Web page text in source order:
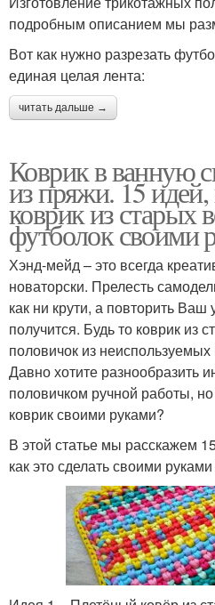
подробным описанием мы
Вот как нужно разрезать
единая целая лента:
читать дальше →
Коврик в ванную
из пряжи. 15 идей,
коврик из старых
футболок своими
Хэнд-мейд – это всегда
новаторски. Прелесть
как ни крути, а повторить
получится. Будь то коврик из
половичок из
Давно хотите разнообразить
половичком ручной работы, но
коврик своими руками?
В этой статье мы расскажем
как это сделать своими